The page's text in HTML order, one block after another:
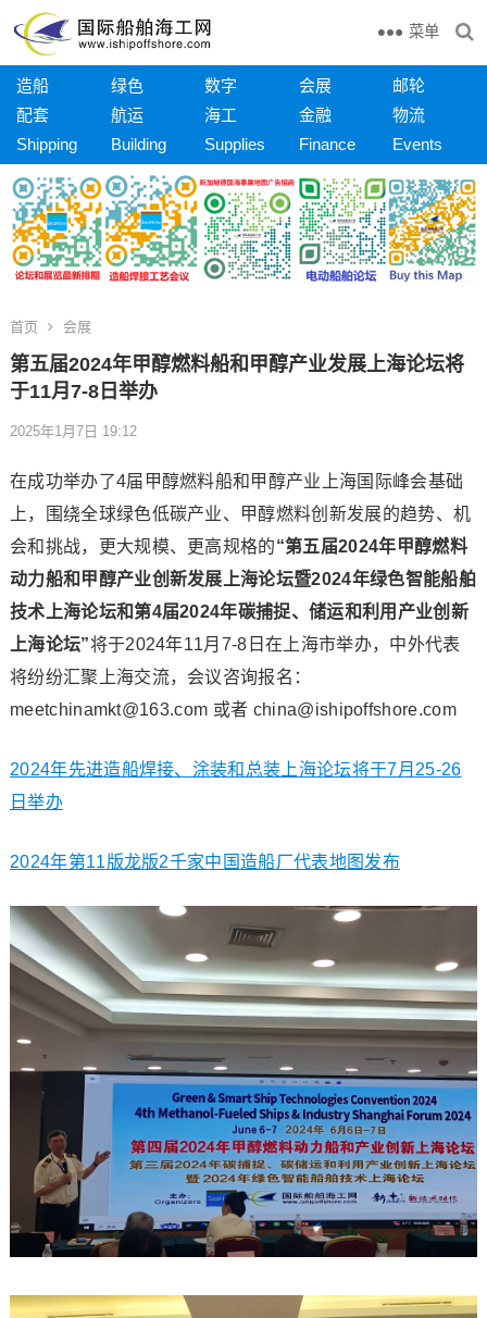
菜单
造船 绿色 数字 会展
邮轮
配套
航运 海工 金融
物流
Shipping
Building Supplies Finance Events
首页 会展
第五届2024年甲醇燃料船和甲醇产业发展上海论坛将
于11月7-8日举办
2025年1月7日 19:12
在成功举办了4届甲醇燃料船和甲醇产业上海国际峰会基础
上，围绕全球绿色低碳产业、甲醇燃料创新发展的趋势、机
会和挑战，更大规模、更高规格的“第五届2024年甲醇燃料
动力船和甲醇产业创新发展上海论坛暨2024年绿色智能船舶
技术上海论坛和第4届2024年碳捕捉、储运和利用产业创新
上海论坛”将于2024年11月7-8日在上海市举办，中外代表
将纷纷汇聚上海交流，会议咨询报名：
meetchinamkt@163.com 或者 china@ishipoffshore.com
2024年先进造船焊接、涂装和总装上海论坛将于7月25-26
日举办
2024年第11版龙版2千家中国造船厂代表地图发布